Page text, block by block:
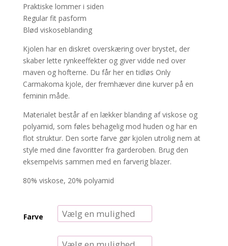
Praktiske lommer i siden
Regular fit pasform
Blød viskoseblanding
Kjolen har en diskret overskæring over brystet, der
skaber lette rynkeeffekter og giver vidde ned over
maven og hofterne. Du får her en tidløs Only
Carmakoma kjole, der fremhæver dine kurver på en
feminin måde.
Materialet består af en lækker blanding af viskose og
polyamid, som føles behagelig mod huden og har en
flot struktur. Den sorte farve gør kjolen utrolig nem at
style med dine favoritter fra garderoben. Brug den
eksempelvis sammen med en farverig blazer.
80% viskose, 20% polyamid
Farve